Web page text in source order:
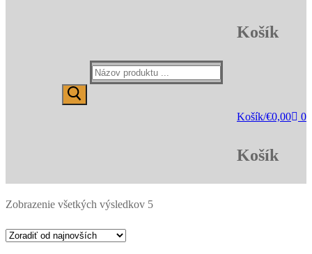
Košík
Hľadať:
Košík/€0,00 0
Košík
Zobrazenie všetkých výsledkov 5Zoradené